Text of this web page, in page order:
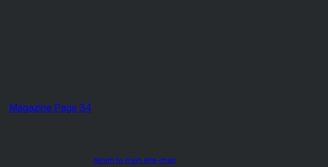
Magazine Page 34
return to main site-map